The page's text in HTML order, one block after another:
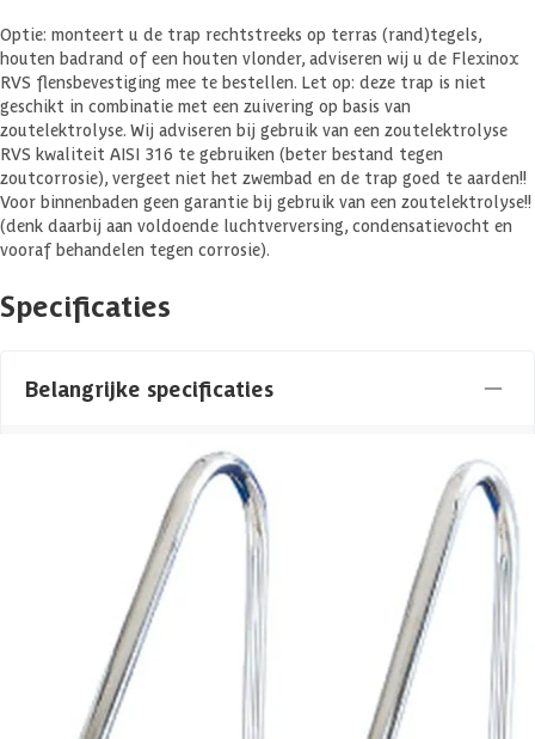
Optie: monteert u de trap rechtstreeks op terras (rand)tegels,
houten badrand of een houten vlonder, adviseren wij u de Flexinox
RVS flensbevestiging mee te bestellen. Let op: deze trap is niet
geschikt in combinatie met een zuivering op basis van
zoutelektrolyse. Wij adviseren bij gebruik van een zoutelektrolyse
RVS kwaliteit AISI 316 te gebruiken (beter bestand tegen
zoutcorrosie), vergeet niet het zwembad en de trap goed te aarden!!
Voor binnenbaden geen garantie bij gebruik van een zoutelektrolyse!!
(denk daarbij aan voldoende luchtverversing, condensatievocht en
vooraf behandelen tegen corrosie).
Specificaties
Belangrijke specificaties
Inbouw zwembad
Azalp artikelcode 12-157-0070-0
EAN-code 1012157007008